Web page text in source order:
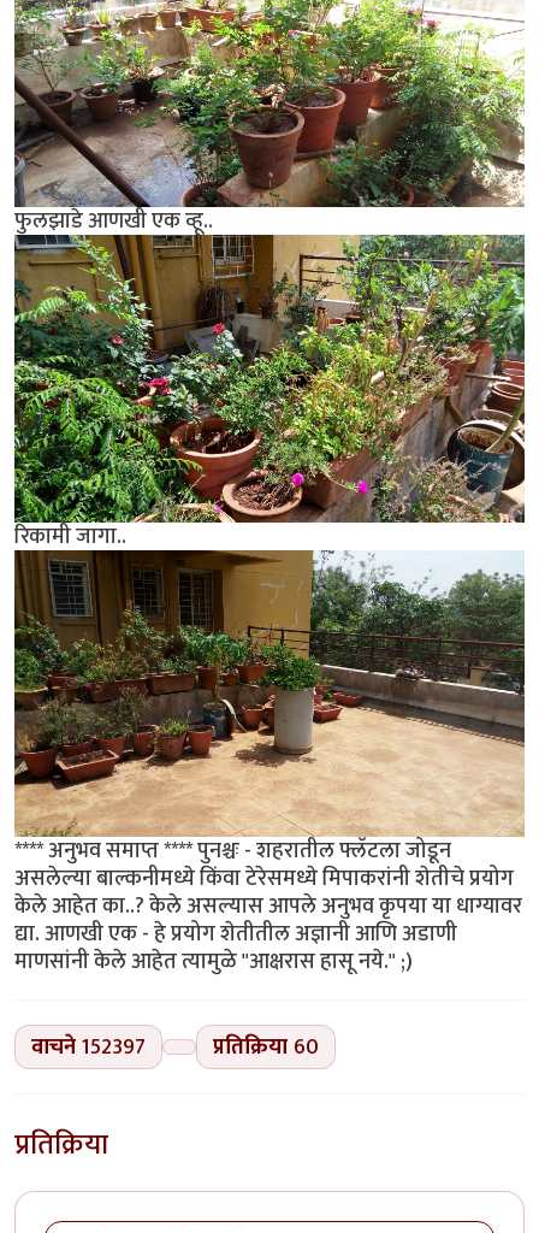
फुलझाडे आणखी एक व्हू..
रिकामी जागा..
**** अनुभव समाप्त **** पुनश्चः - शहरातील फ्लॅटला जोडून
असलेल्या बाल्कनीमध्ये किंवा टेरेसमध्ये मिपाकरांनी शेतीचे प्रयोग
केले आहेत का..? केले असल्यास आपले अनुभव कृपया या धाग्यावर
द्या. आणखी एक - हे प्रयोग शेतीतील अज्ञानी आणि अडाणी
माणसांनी केले आहेत त्यामुळे "आक्षरास हासू नये." ;)
वाचने152397 प्रतिक्रिया 60
प्रतिक्रिया